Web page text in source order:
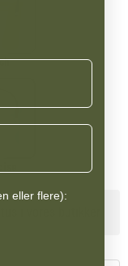
eller flere):